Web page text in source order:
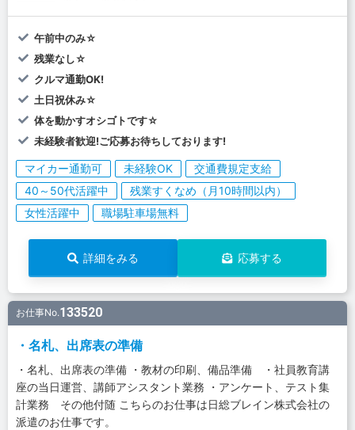
午前中のみ☆
残業なし☆
クルマ通勤OK!
土日祝休み☆
体を動かすオシゴトです☆
未経験者歓迎!ご応募お待ちしております!
マイカー通勤可 未経験OK
交通費規定支給
40～50代活躍中
残業すくなめ（月10時間以内）
女性活躍中
職場駐車場無料
詳細をみる 応募する
お仕事No.133520
・名札、出席表の準備
・名札、出席表の準備 ・教材の印刷、備品準備 ・社員教育講
座の当日運営、講師アシスタント業務 ・アンケート、テスト集
計業務 その他付随 こちらのお仕事は日総ブレイン株式会社の
派遣のお仕事です。